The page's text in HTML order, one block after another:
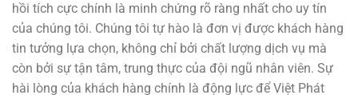
hồi tích cực chính là minh chứng rõ ràng nhất cho uy tín
của chúng tôi. Chúng tôi tự hào là đơn vị được khách hàng
tin tưởng lựa chọn, không chỉ bởi chất lượng dịch vụ mà
còn bởi sự tận tâm, trung thực của đội ngũ nhân viên. Sự
hài lòng của khách hàng chính là động lực để Việt Phát